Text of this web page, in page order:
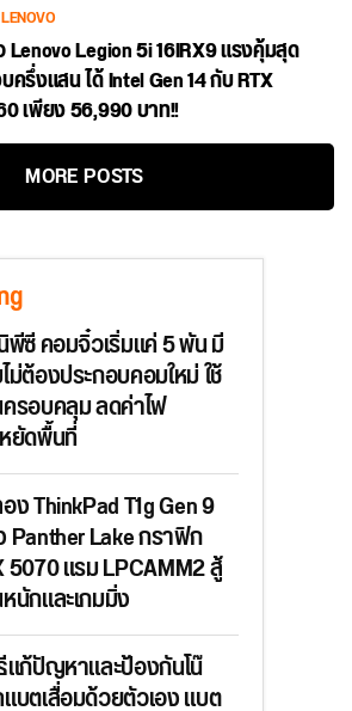
Lenovo Legion 5i 16IRX9 แรงคุ้มสุด
ครึ่งแสน ได้ Intel Gen 14 กับ RTX
เพียง 56,990 บาท!!
MORE POSTS
ซี คอมจิ๋วเริ่มแค่ 5 พัน มี
ม่ต้องประกอบคอมใหม่ ใช้
รอบคลุม ลดค่าไฟ
ยัดพื้นที่
ง ThinkPad T1g Gen 9
Lake กราฟิก
5070 แรม LPCAMM2 สู้
นักและเกมมิ่ง
ก้ปัญหาและป้องกันโน๊
บตเสื่อมด้วยตัวเอง แบต